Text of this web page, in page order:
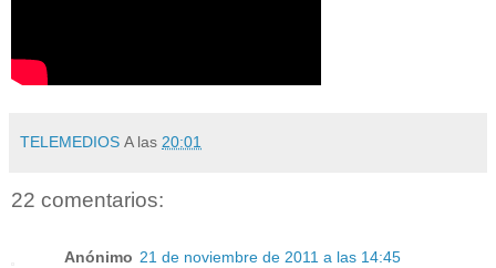
TELEMEDIOS A las 20:01
22 comentarios:
Anónimo 21 de noviembre de 2011 a las 14:45